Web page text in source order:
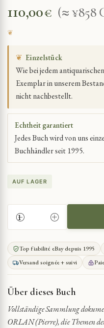
110,00€ (≈ ¥858
❦ Einzelstück
Wie bei jedem
Exemplar in unserem
nicht nachbestellt.
Echtheit garantiert
Jedes Buch wird von uns
Buchhändler seit 1995.
AUF LAGER
VOLLSTÄNDIGE
DOKUMENTARISCHE
GEDICHTE
&
GEFÜHLSMÄSSIGE I
NFLATION Q
Top fiabilité eBay depuis 1995
Versand soignée + suivi
Über dieses Buch
Vollständige Sammlung
ORLAN (Pierre), die Themen